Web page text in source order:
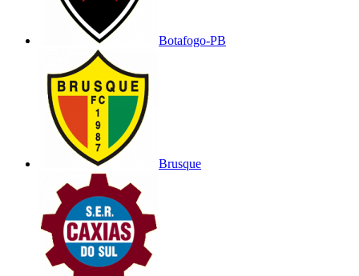
Botafogo-PB
Brusque